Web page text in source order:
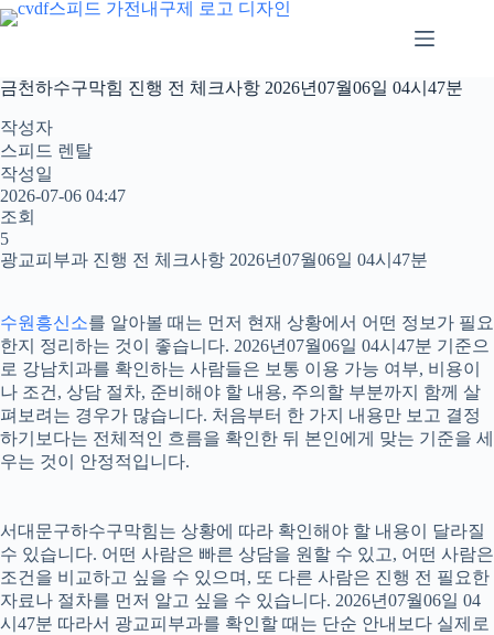
본
문
로
건
너
뛰
기
금천하수구막힘 진행 전 체크사항 2026년07월06일 04시47분
작성자
스피드 렌탈
작성일
2026-07-06 04:47
조회
5
광교피부과 진행 전 체크사항 2026년07월06일 04시47분
수원흥신소를 알아볼 때는 먼저 현재 상황에서 어떤 정보가 필요
한지 정리하는 것이 좋습니다. 2026년07월06일 04시47분 기준으
로 강남치과를 확인하는 사람들은 보통 이용 가능 여부, 비용이
나 조건, 상담 절차, 준비해야 할 내용, 주의할 부분까지 함께 살
펴보려는 경우가 많습니다. 처음부터 한 가지 내용만 보고 결정
하기보다는 전체적인 흐름을 확인한 뒤 본인에게 맞는 기준을 세
우는 것이 안정적입니다.
서대문구하수구막힘는 상황에 따라 확인해야 할 내용이 달라질
수 있습니다. 어떤 사람은 빠른 상담을 원할 수 있고, 어떤 사람은
조건을 비교하고 싶을 수 있으며, 또 다른 사람은 진행 전 필요한
자료나 절차를 먼저 알고 싶을 수 있습니다. 2026년07월06일 04
시47분 따라서 광교피부과를 확인할 때는 단순 안내보다 실제로